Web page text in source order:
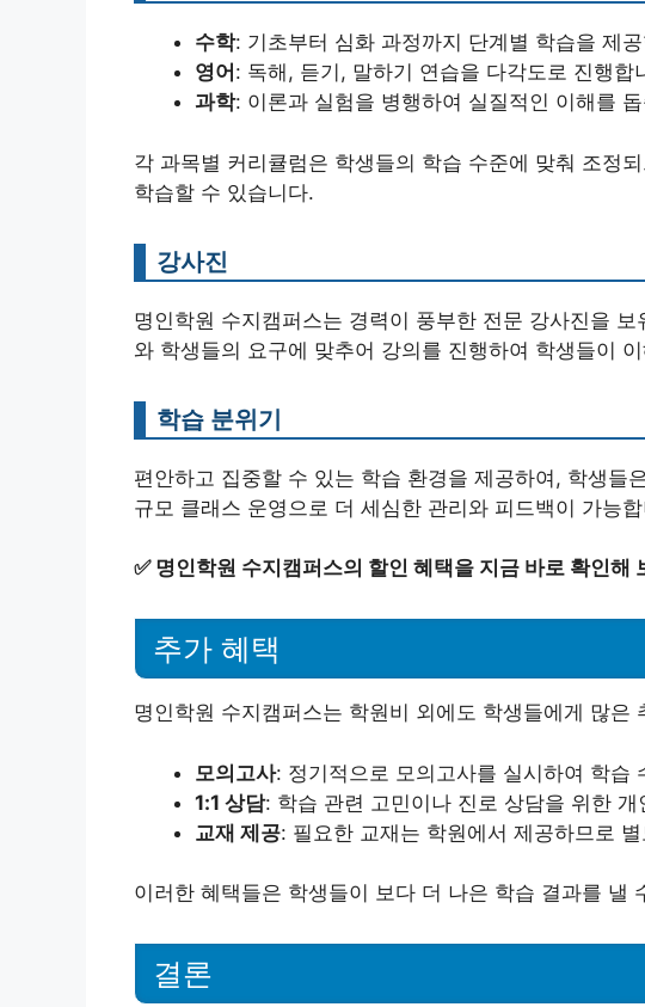
수학: 기초부터 심화 과정까지 단계별 학습을 제
영어 : 독해, 듣기, 말하기 연습을 다각도로 진행합
과학: 이론과 실험을 병행하여 실질적인 이해를
각 과목별 커리큘럼은 학생들의 학습 수준에 맞춰 조정
학습할 수 있습니다.
강사진
명인학원 수지캠퍼스는 경력이 풍부한 전문 강사진을
와 학생들의 요구에 맞추어 강의를 진행하여 학생들이
학습 분위기
편안하고 집중할 수 있는 학습 환경을 제공하여, 학생들
규모 클래스 운영으로 더 세심한 관리와 피드백이 가능
✅ 명인학원 수지캠퍼스의 할인 혜택을 지금 바로 확인해
추가 혜택
명인학원 수지캠퍼스는 학원비 외에도 학생들에게 많은
모의고사: 정기적으로 모의고사를 실시하여 학습
1:1 상담: 학습 관련 고민이나 진로 상담을 위한
교재 제공: 필요한 교재는 학원에서 제공하므로
이러한 혜택들은 학생들이 보다 더 나은 학습 결과를 낼
결론